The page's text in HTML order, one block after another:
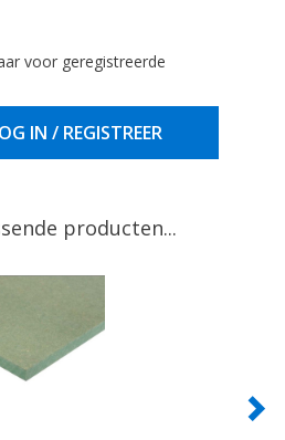
voor geregistreerde
IN / REGISTREER
producten...